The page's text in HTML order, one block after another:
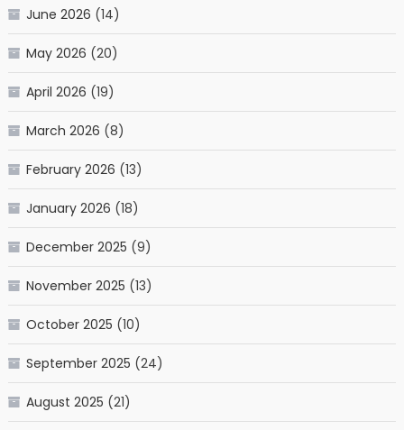
June 2026 (14)
May 2026 (20)
April 2026 (19)
March 2026 (8)
February 2026 (13)
January 2026 (18)
December 2025 (9)
November 2025 (13)
October 2025 (10)
September 2025 (24)
August 2025 (21)